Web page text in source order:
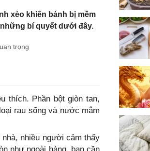
xèo khiến bánh bị mềm
bí quyết dưới đây.
trọng
thích. Phần bột giòn tan,
rau sống và nước mắm
nhiều người cảm thấy